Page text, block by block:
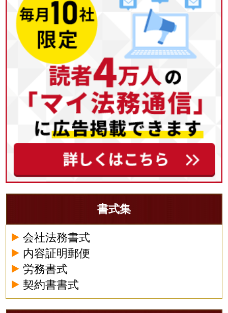
書式集
会社法務書式
内容証明郵便
労務書式
契約書書式